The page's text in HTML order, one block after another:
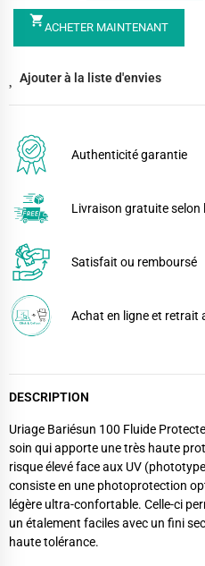
shopping_cartACHETER MAINTENANT
Ajouter à la liste d'envies
Authenticité garantie
Livraison gratuite selon
Satisfait ou remboursé
Achat en ligne et retrait
DESCRIPTION
Uriage Bariésun 100 Fluide
soin qui apporte une très haute
risque élevé face aux UV
consiste en une photoprotection
légère ultra-confortable. Celle-ci
un étalement faciles avec un fini
haute tolérance.